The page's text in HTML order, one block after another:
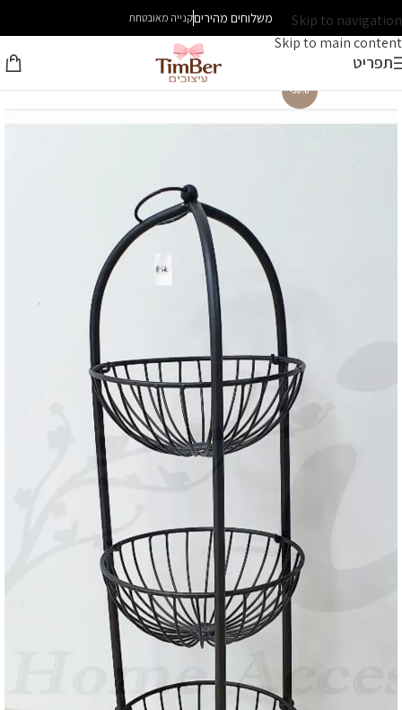
Skip to navigation
Skip to main content
משלוחים מהיריםקנייה מאובטחת
תפריט
-30%